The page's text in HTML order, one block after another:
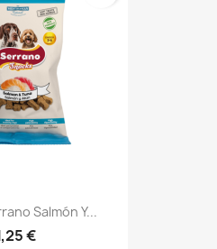
Salmón Y...
€